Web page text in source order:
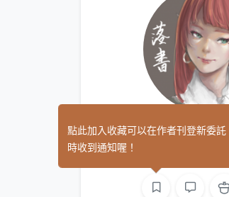
半蛟
點此加入收藏可以在作者刊登新委託
時收到通知喔！